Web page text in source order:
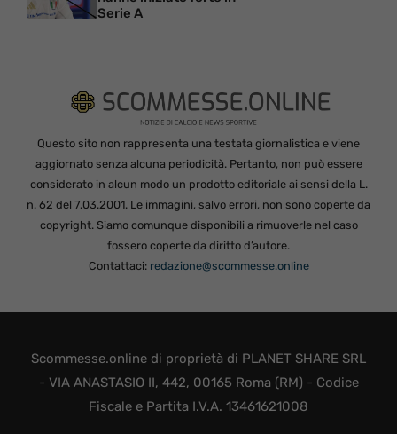
Serie A
Questo sito non rappresenta una testata giornalistica e viene
aggiornato senza alcuna periodicità. Pertanto, non può essere
considerato in alcun modo un prodotto editoriale ai sensi della L.
n. 62 del 7.03.2001. Le immagini, salvo errori, non sono coperte da
copyright. Siamo comunque disponibili a rimuoverle nel caso
fossero coperte da diritto d’autore.
Contattaci: redazione@scommesse.online
Scommesse.online di proprietà di PLANET SHARE SRL
- VIA ANASTASIO II, 442, 00165 Roma (RM) - Codice
Fiscale e Partita I.V.A. 13461621008